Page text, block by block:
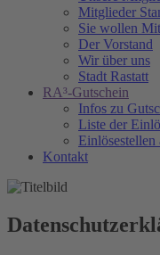
Mitglieder
Sie wollen
Der Vorstand
Wir über uns
Stadt Rastatt
RA³-Gutschein
Infos zu
Liste der
Kontakt